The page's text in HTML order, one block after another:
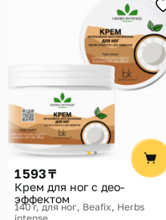
1 593 ₸
Крем для ног с део-
эффектом
140 г, для ног Beafix, Herbs